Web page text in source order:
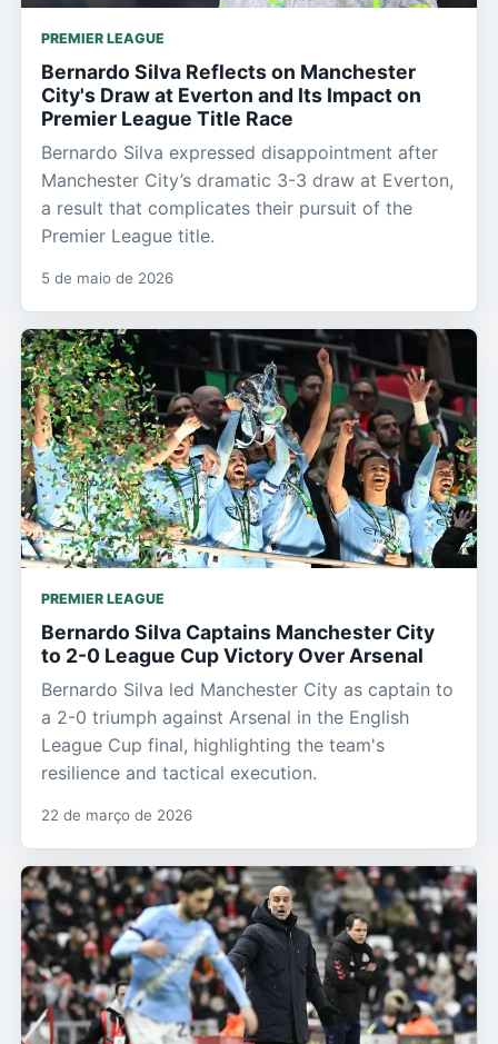
PREMIER LEAGUE
Bernardo Silva Reflects on Manchester
City's Draw at Everton and Its Impact on
Premier League Title Race
Bernardo Silva expressed disappointment after
Manchester City’s dramatic 3-3 draw at Everton,
a result that complicates their pursuit of the
Premier League title.
5 de maio de 2026
PREMIER LEAGUE
Bernardo Silva Captains Manchester City
to 2-0 League Cup Victory Over Arsenal
Bernardo Silva led Manchester City as captain to
a 2-0 triumph against Arsenal in the English
League Cup final, highlighting the team's
resilience and tactical execution.
22 de março de 2026